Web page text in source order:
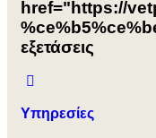
href="https://
εξετάσεις
Υπηρεσίες